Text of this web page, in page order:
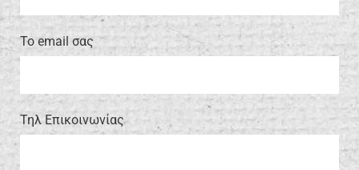
Το email σας
Τηλ Επικοινωνίας